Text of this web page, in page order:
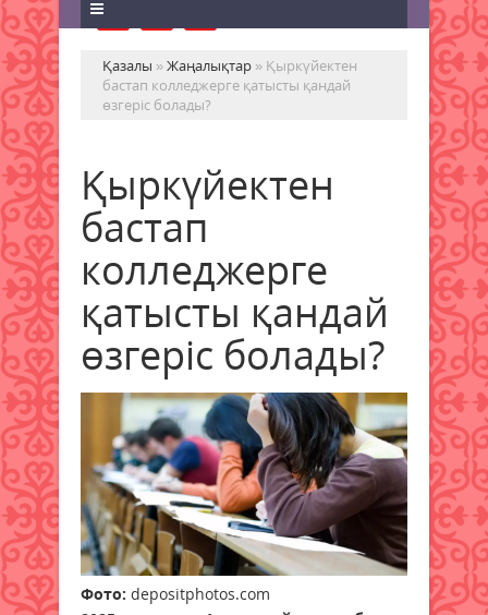
Қазалы »Жаңалықтар » Қыркүйектен
бастап колледжерге қатысты қандай
өзгеріс болады?
Қыркүйектен
бастап
колледжерге
қатысты қандай
өзгеріс болады?
Фото: depositphotos.com